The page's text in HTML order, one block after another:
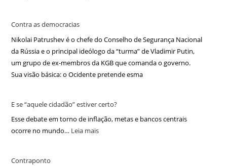
Contra as democracias
Nikolai Patrushev é o chefe do Conselho de Segurança Nacional
da Rússia e o principal ideólogo da “turma” de Vladimir Putin,
um grupo de ex-membros da KGB que comanda o governo.
Sua visão básica: o Ocidente pretende esma
E se “aquele cidadão” estiver certo?
Esse debate em torno de inflação, metas e bancos centrais
ocorre no mundo… Leia mais
Contraponto